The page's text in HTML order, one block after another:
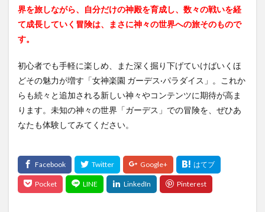
界を旅しながら、自分だけの神殿を育成し、数々の戦いを経
て成長していく冒険は、まさに神々の世界への旅そのもので
す。
初心者でも手軽に楽しめ、また深く掘り下げていけばいくほ
どその魅力が増す「女神楽園 ガーデス·パラダイス」。これか
らも続々と追加される新しい神々やコンテンツに期待が高ま
ります。未知の神々の世界「ガーデス」での冒険を、ぜひあ
なたも体験してみてください。